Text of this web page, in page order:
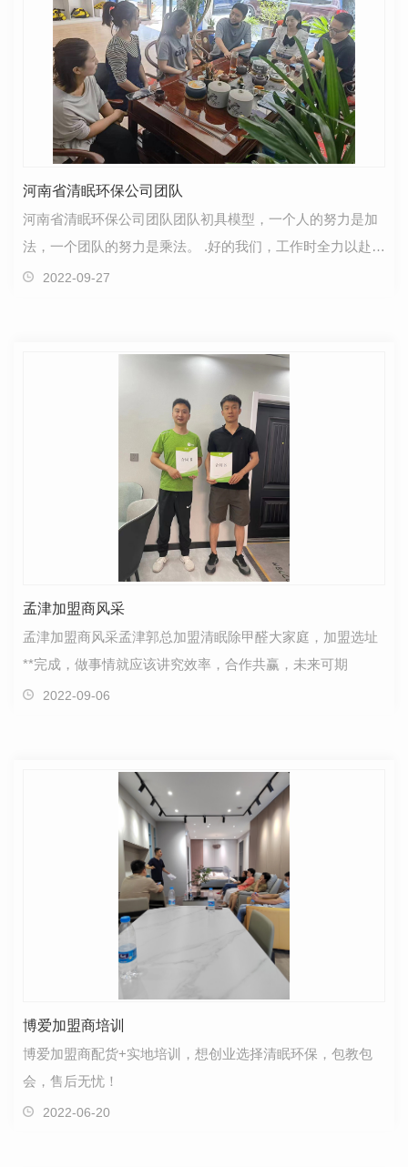
河南省清眠环保公司团队
河南省清眠环保公司团队团队初具模型，一个人的努力是加
法，一个团队的努力是乘法。 .好的我们，工作时全力以赴，
活动时热情奔放; 有幸遇见，并肩作战，一路向前，…
2022-09-27
孟津加盟商风采
孟津加盟商风采孟津郭总加盟清眠除甲醛大家庭，加盟选址
**完成，做事情就应该讲究效率，合作共赢，未来可期
2022-09-06
博爱加盟商培训
博爱加盟商配货+实地培训，想创业选择清眠环保，包教包
会，售后无忧！
2022-06-20